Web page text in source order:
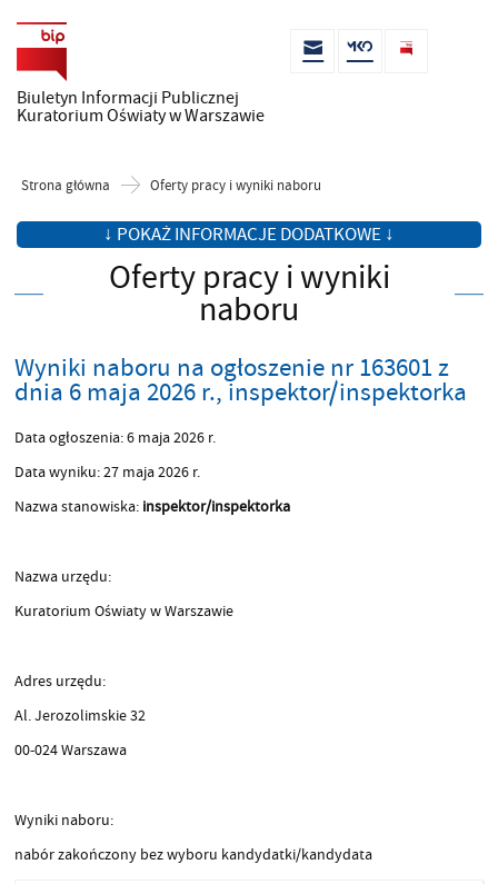
Biuletyn Informacji Publicznej
Kuratorium Oświaty w Warszawie
Strona główna Oferty pracy i wyniki naboru
↓ POKAŻ INFORMACJE DODATKOWE ↓
Oferty pracy i wyniki
naboru
Wyniki naboru na ogłoszenie nr 163601 z
dnia 6 maja 2026 r., inspektor/inspektorka
Data ogłoszenia: 6 maja 2026 r.
Data wyniku: 27 maja 2026 r.
Nazwa stanowiska: inspektor/inspektorka
Nazwa urzędu:
Kuratorium Oświaty w Warszawie
Adres urzędu:
Al. Jerozolimskie 32
00-024 Warszawa
Wyniki naboru:
nabór zakończony bez wyboru kandydatki/kandydata